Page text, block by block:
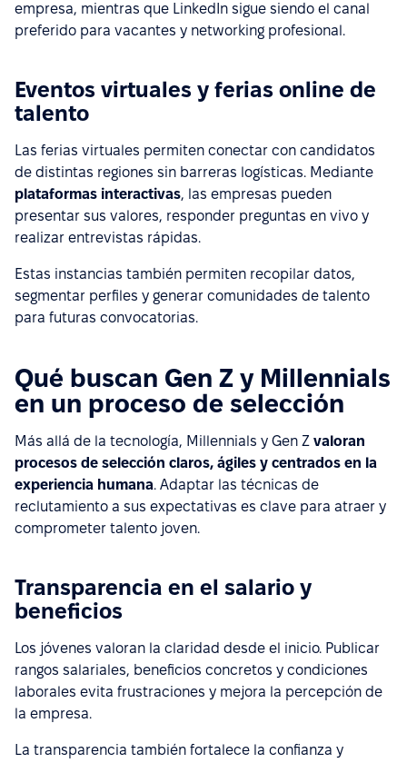
empresa, mientras que LinkedIn sigue siendo el canal
preferido para vacantes y networking profesional.
Eventos virtuales y ferias online de
talento
Las ferias virtuales permiten conectar con candidatos
de distintas regiones sin barreras logísticas. Mediante
plataformas interactivas, las empresas pueden
presentar sus valores, responder preguntas en vivo y
realizar entrevistas rápidas.
Estas instancias también permiten recopilar datos,
segmentar perfiles y generar comunidades de talento
para futuras convocatorias.
Qué buscan Gen Z y Millennials
en un proceso de selección
Más allá de la tecnología, Millennials y Gen Z valoran
procesos de selección claros, ágiles y centrados en la
experiencia humana. Adaptar las técnicas de
reclutamiento a sus expectativas es clave para atraer y
comprometer talento joven.
Transparencia en el salario y
beneficios
Los jóvenes valoran la claridad desde el inicio. Publicar
rangos salariales, beneficios concretos y condiciones
laborales evita frustraciones y mejora la percepción de
la empresa.
La transparencia también fortalece la confianza y